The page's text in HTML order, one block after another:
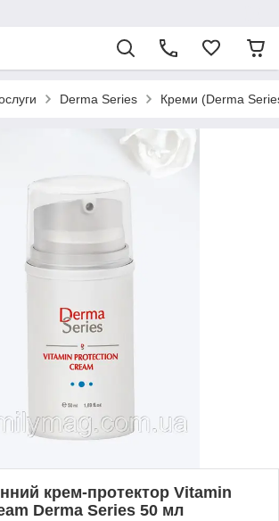
Derma Series Креми (Derma
крем-протектор Vitamin
Derma Series 50 мл